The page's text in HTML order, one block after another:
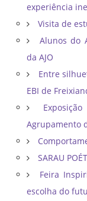
experiência
Visita de
Alunos do
da AJO
Entre
EBI de
Agrupamento
SARAU
Feira
escolha do